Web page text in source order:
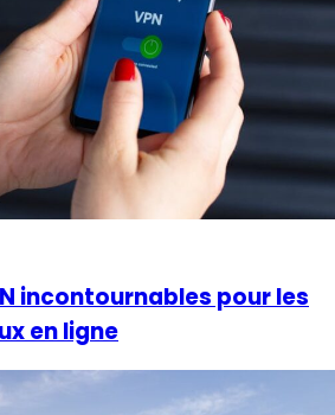
incontournables pour les
en ligne